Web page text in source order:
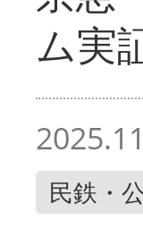
ム実
民鉄・